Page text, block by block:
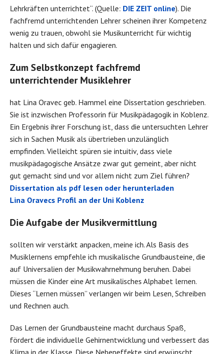
Lehrkräften unterrichtet“. (Quelle: DIE ZEIT online). Die
fachfremd unterrichtenden Lehrer scheinen ihrer Kompetenz
wenig zu trauen, obwohl sie Musikunterricht für wichtig
halten und sich dafür engagieren.
Zum Selbstkonzept fachfremd
unterrichtender Musiklehrer
hat Lina Oravec geb. Hammel eine Dissertation geschrieben.
Sie ist inzwischen Professorin für Musikpädagogik in Koblenz.
Ein Ergebnis ihrer Forschung ist, dass die untersuchten Lehrer
sich in Sachen Musik als übertrieben unzulänglich
empfinden. Vielleicht spüren sie intuitiv, dass viele
musikpädagogische Ansätze zwar gut gemeint, aber nicht
gut gemacht sind und vor allem nicht zum Ziel führen?
Dissertation als pdf lesen oder herunterladen
Lina Oravecs Profil an der Uni Koblenz
Die Aufgabe der Musikvermittlung
sollten wir verstärkt anpacken, meine ich. Als Basis des
Musiklernens empfehle ich musikalische Grundbausteine, die
auf Universalien der Musikwahrnehmung beruhen. Dabei
müssen die Kinder eine Art musikalisches Alphabet lernen.
Dieses “Lernen müssen” verlangen wir beim Lesen, Schreiben
und Rechnen auch.
Das Lernen der Grundbausteine macht durchaus Spaß,
fördert die individuelle Gehirnentwicklung und verbessert das
Klima in der Klasse. Diese Nebeneffekte sind erwünscht,